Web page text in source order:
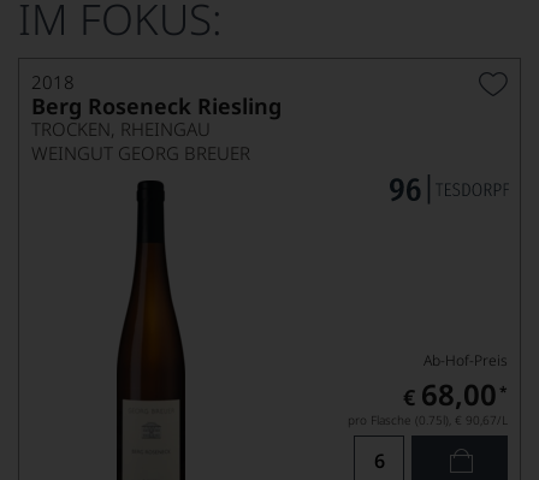
IM FOKUS:
2018
Berg Roseneck Riesling
TROCKEN, RHEINGAU
WEINGUT GEORG BREUER
Ab-Hof-Preis
€ 68,00 *
pro Flasche (0.75l), € 90,67/L